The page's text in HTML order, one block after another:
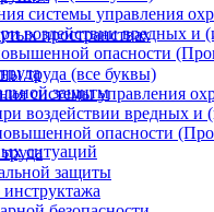
системы управления
воздействии вредных
опасности
защиты
ситуаций
пространствах
труда (все буквы)
системы управления
воздействии вредных
опасности
защиты